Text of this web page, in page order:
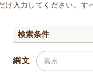
け入力してください。
検索条件
綱文